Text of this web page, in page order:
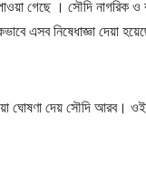
গেছে । সৌদি নাগরিক
এসব নিষেধাজ্ঞা দেয়া
ঘোষণা দেয় সৌদি আরব।